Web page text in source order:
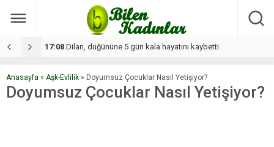
17:08 Dilan, düğününe 5 gün kala hayatını kaybetti
Anasayfa » Aşk-Evlilik » Doyumsuz Çocuklar Nasıl Yetişiyor?
Doyumsuz Çocuklar Nasıl Yetişiyor?